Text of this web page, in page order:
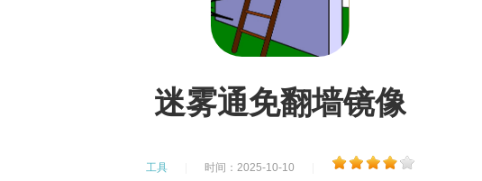
迷雾通免翻墙镜像
工具 时间：2025-10-10